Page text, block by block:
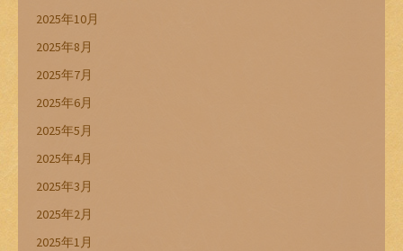
2025年10月
2025年8月
2025年7月
2025年6月
2025年5月
2025年4月
2025年3月
2025年2月
2025年1月